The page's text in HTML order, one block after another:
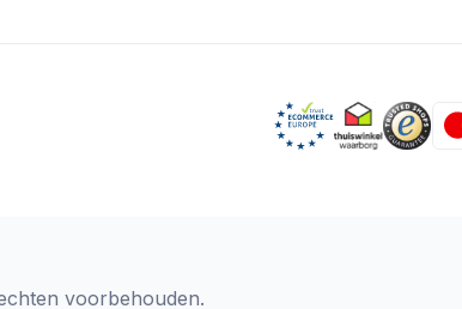
voorbehouden.